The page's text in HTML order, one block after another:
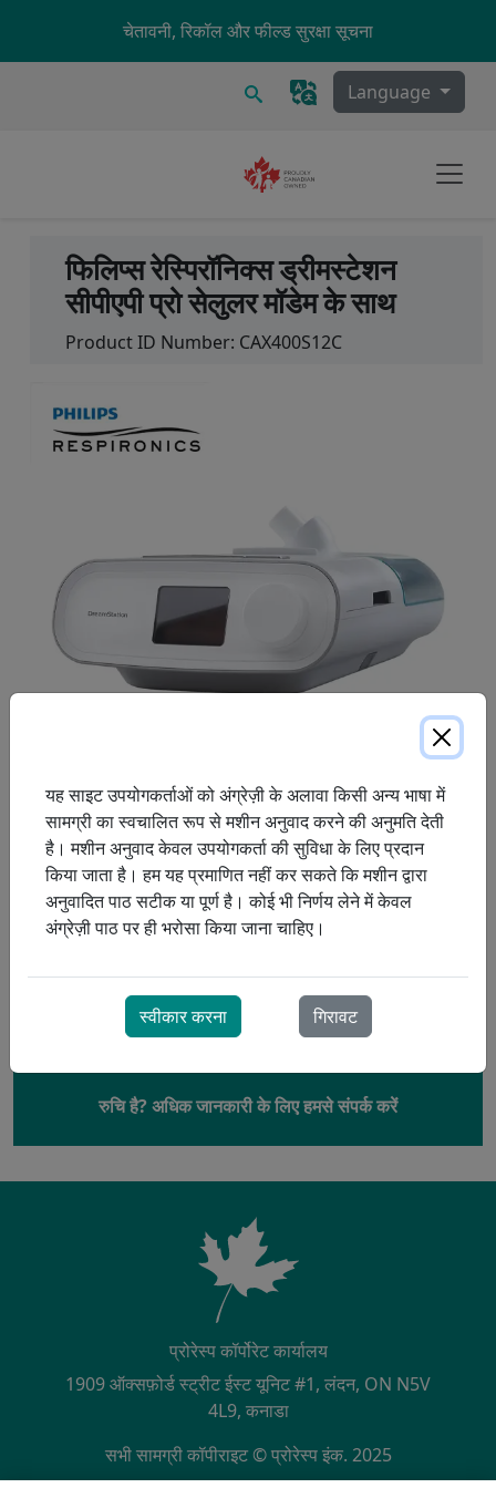
Skip to main content
चेतावनी, रिकॉल और फील्ड सुरक्षा सूचना
खोज Language
फिलिप्स रेस्पिरॉनिक्स ड्रीमस्टेशन
सीपीएपी प्रो सेलुलर मॉडेम के साथ
Product ID Number: CAX400S12C
ड्रीमस्टेशन पॉजिटिव एयरवे प्रेशर (पीएपी) स्लीप थेरेपी डिवाइस को नींद के
अनुभव को उतना ही आरामदायक और आसान बनाने के लिए डिज़ाइन किया
गया है जितना कि अपेक्षित है। मरीजों और देखभाल टीमों को जोड़कर,
ड्रीमस्टेशन डिवाइस उपयोगकर्ताओं को आत्मविश्वास के साथ अपनी देखभाल
करने में सक्षम बनाते हैं, और देखभाल टीमों को कुशल और प्रभावी रोगी प्रबंधन
रुचि है? अधिक जानकारी के लिए हमसे संपर्क करें
प्रोरेस्प कॉर्पोरेट कार्यालय
1909 ऑक्सफ़ोर्ड स्ट्रीट ईस्ट यूनिट #1, लंदन, ON N5V
4L9, कनाडा
सभी सामग्री कॉपीराइट © प्रोरेस्प इंक. 2025
यह साइट उपयोगकर्ताओं को अंग्रेज़ी के अलावा किसी अन्य भाषा में
सामग्री का स्वचालित रूप से मशीन अनुवाद करने की अनुमति देती
है। मशीन अनुवाद केवल उपयोगकर्ता की सुविधा के लिए प्रदान
किया जाता है। हम यह प्रमाणित नहीं कर सकते कि मशीन द्वारा
अनुवादित पाठ सटीक या पूर्ण है। कोई भी निर्णय लेने में केवल
अंग्रेज़ी पाठ पर ही भरोसा किया जाना चाहिए।
स्वीकार करना गिरावट